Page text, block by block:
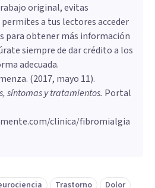
original, evitas
a tus lectores acceder
para obtener más información
siempre de dar crédito a los
adecuada.
. (2017, mayo 11).
síntomas y tratamientos. Portal
clinica/fibromialgia
Trastorno Dolor